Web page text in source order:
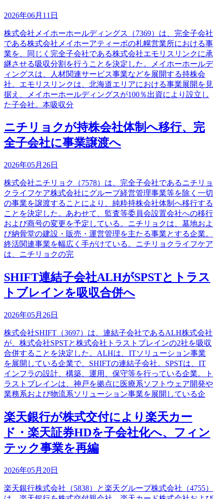
2026年06月11日
株式会社メイホーホールディングス（7369）は、完全子会社
である株式会社メイホーアティーボの札幌営業所における事
業を、同じく完全子会社である株式会社エモリスリンクに承
継させる吸収分割を行うことを決定した。メイホーホールデ
ィングスは、人材関連サービス事業などを展開する持株会
社。エモリスリンクは、北海道エリアにおける事業展開を見
据え、メイホーホールディングスが100％出資により設立し
た子会社。本吸収分
ニチリョクが持株会社体制へ移行、完
全子会社に事業譲渡へ
2026年05月26日
株式会社ニチリョク（7578）は、完全子会社であるニチリョ
クライフケア株式会社にグループ経営管理事業等を除く一切
の事業を譲渡することにより、純粋持株会社体制へ移行する
ことを決定した。あわせて、監査等委員会設置会社への移行
および商号の変更を予定している。ニチリョクは、墓地およ
び納骨堂の建設・販売・運営管理を主たる事業とする企業。
終活関連事業を幅広く手がけている。ニチリョクライフケア
は、ニチリョクの完
SHIFT連結子会社ALHがSPSTとトラス
トブレインを吸収合併へ
2026年05月26日
株式会社SHIFT（3697）は、連結子会社であるALH株式会社
が、株式会社SPSTと株式会社トラストブレインの2社を吸収
合併することを決定した。ALHは、ITソリューション事業
を展開している企業で、SHIFTの連結子会社。SPSTは、IT
インフラの設計、構築、運用、保守等を行っている企業。ト
ラストブレインは、神戸を拠点に医療系ソフトウェア開発や
業務系および物流系ソリューション事業を展開している企
楽天銀行が株式交付により楽天カー
ド・楽天証券HDを子会社化へ、フィン
テック事業を再編
2026年05月20日
楽天銀行株式会社（5838）と楽天グループ株式会社（4755）